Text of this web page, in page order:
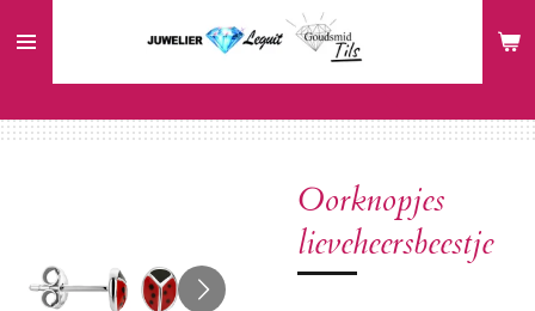
direct
hoofdinhoud
Oorknopjes
lieveheersbeestje